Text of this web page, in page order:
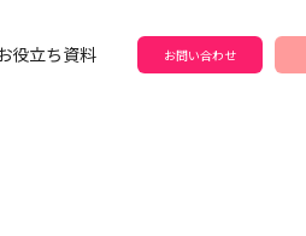
役立ち資料 お問い合わせ